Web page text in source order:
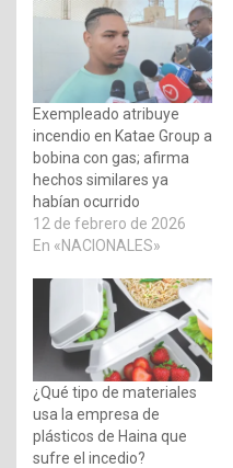
Exempleado atribuye
incendio en Katae Group a
bobina con gas; afirma
hechos similares ya
habían ocurrido
12 de febrero de 2026
En «NACIONALES»
¿Qué tipo de materiales
usa la empresa de
plásticos de Haina que
sufre el incedio?